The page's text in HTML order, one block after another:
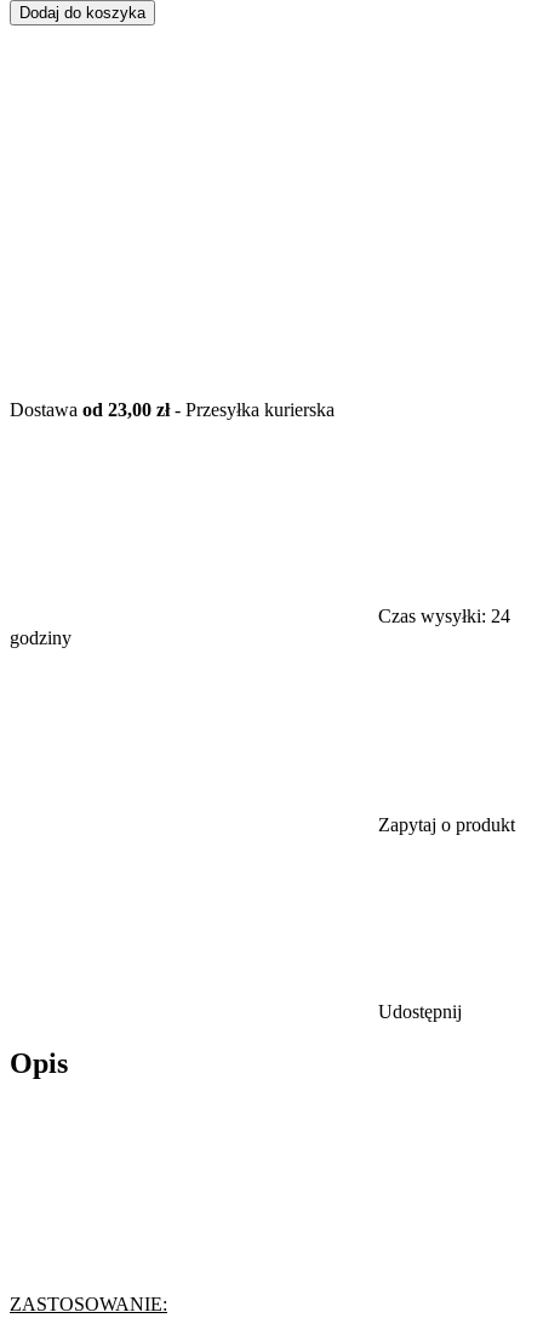
Dodaj do koszyka
Dostawa od 23,00 zł- Przesyłka kurierska
Czas wysyłki: 24
godziny
Zapytaj o produkt
Udostępnij
Opis
ZASTOSOWANIE: